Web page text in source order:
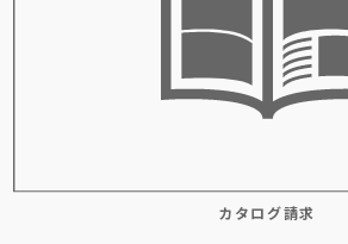
カタログ請求